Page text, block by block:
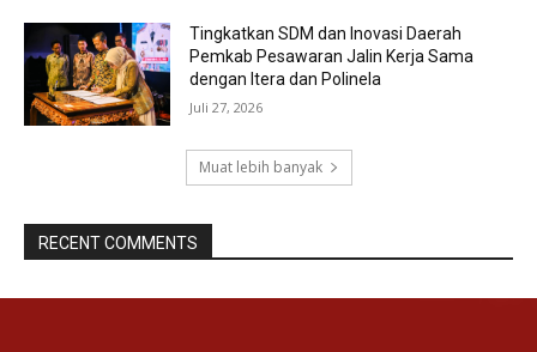
Tingkatkan SDM dan Inovasi Daerah
Pemkab Pesawaran Jalin Kerja Sama
dengan Itera dan Polinela
Juli 27, 2026
Muat lebih banyak
RECENT COMMENTS